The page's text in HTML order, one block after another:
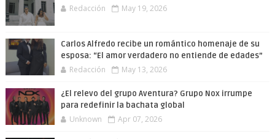
Redacción May 19, 2026
Carlos Alfredo recibe un romántico homenaje de su
esposa: “El amor verdadero no entiende de edades”
Redacción May 13, 2026
¿El relevo del grupo Aventura? Grupo Nox irrumpe
para redefinir la bachata global
Unknown Apr 07, 2026